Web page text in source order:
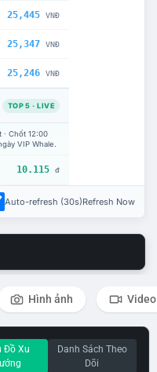
25,445 VNĐ
25,347 VNĐ
25,246 VNĐ
TOP 5 · LIVE
Chốt 12:00
VIP Whale.
10.115 đ
Auto-refresh (30s)Refresh Now
Hình ảnh Video
Đồ Xu
Danh Sách Theo
Dõi